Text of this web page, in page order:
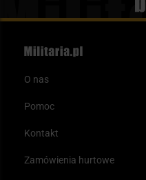
O nas
Pomoc
Kontakt
Zamówienia hurtowe